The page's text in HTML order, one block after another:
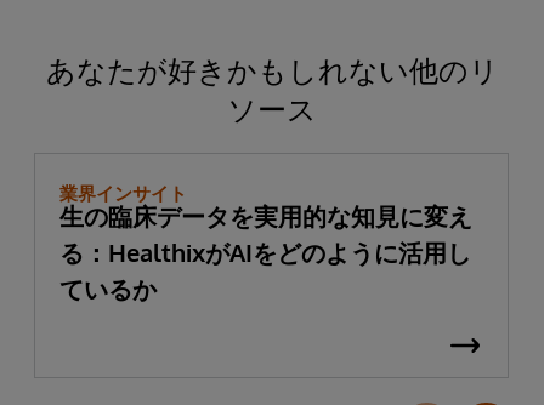
あなたが好きかもしれない他のリ
ソース
業界インサイト
生の臨床データを実用的な知見に変え
る：HealthixがAIをどのように活用し
ているか